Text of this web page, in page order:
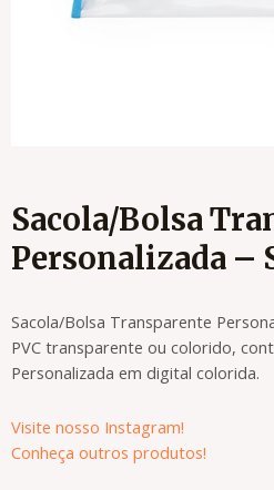
Sacola/Bolsa
Personalizada –
Sacola/Bolsa Transparente
PVC transparente ou colorido,
Personalizada em digital colorida.
Visite nosso Instagram!
Conheça outros produtos!